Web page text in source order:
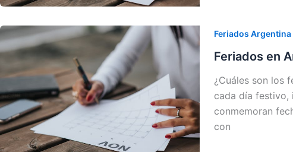
Feriados Argentina
Feriados en
¿Cuáles son los
cada día festivo,
conmemoran
con